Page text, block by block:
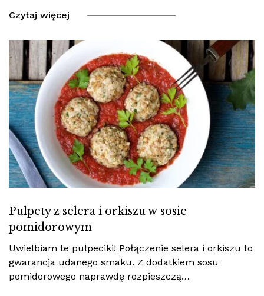
Czytaj więcej
Pulpety z selera i orkiszu w sosie
pomidorowym
Uwielbiam te pulpeciki! Połączenie selera i orkiszu to
gwarancja udanego smaku. Z dodatkiem sosu
pomidorowego naprawdę rozpieszczą…